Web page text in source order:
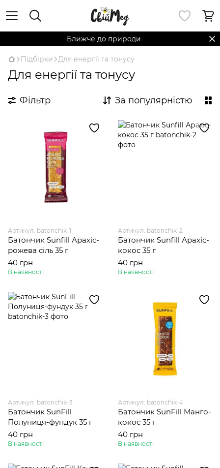
Ближче до природи
Підбірки Для енергії та тонусу
Для енергії та тонусу
Фільтр За популярністю
Артикул: batonchik-1
Батончик Sunfill Арахіс-
рожева сіль 35 г
40 грн
В наявності
Артикул: batonchik-2
Батончик Sunfill Арахіс-
кокос 35 г
40 грн
В наявності
Артикул: batonchik-3
Батончик SunFill
Полуниця-фундук 35 г
40 грн
В наявності
Артикул: batonchik-4
Батончик SunFill Манго-
кокос 35 г
40 грн
В наявності